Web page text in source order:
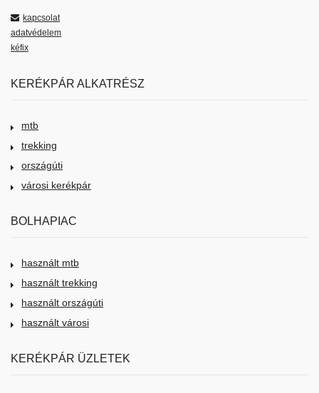
kapcsolat
adatvédelem
kéfix
KERÉKPÁR ALKATRÉSZ
mtb
trekking
országúti
városi kerékpár
BOLHAPIAC
használt mtb
használt trekking
használt országúti
használt városi
KERÉKPÁR ÜZLETEK